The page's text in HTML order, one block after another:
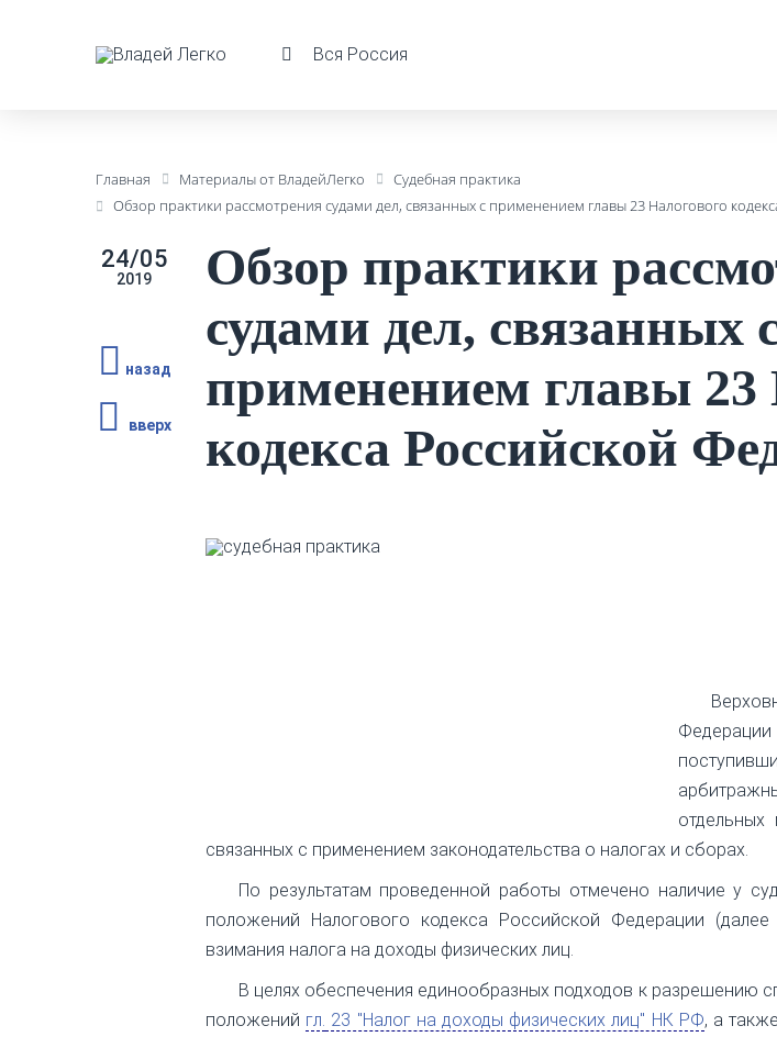
Вся Россия
Главная Материалы от ВладейЛегко
Судебная практика
Обзор практики рассмотрения судами дел, связанных с применением главы 23 Налогового
24/05
2019
назад
вверх
Обзор практики
судами дел, связанных
применением главы 23
кодекса Российской
отдельных
связанных с применением законодательства о налогах и сборах.
По результатам проведенной работы отмечено наличие у
положений Налогового кодекса Российской Федерации
взимания налога на доходы физических лиц.
В целях обеспечения единообразных подходов к разрешению
положений гл. 23 "Налог на доходы физических лиц" НК РФ, а